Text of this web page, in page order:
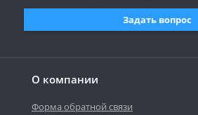
О компании
Форма обратной связи
Задать вопрос